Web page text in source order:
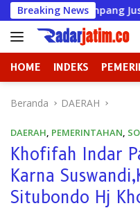
Langsung
ke
konten
Breaking News
Sampang Justru
HOME INDEKS
Beranda DAERAH
DAERAH, PEMERINTAHAN,
Khofifah Indar
Karna
Situbondo Hj